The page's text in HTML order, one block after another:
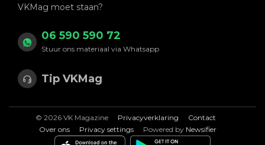
VKMag moet staan?
06 590 590 72
Stuur ons materiaal via Whatsapp
Tip VKMag
© 2026 VK Magazine Privacyverklaring
Contact
Over ons
Privacy settings Powered by Newsifier